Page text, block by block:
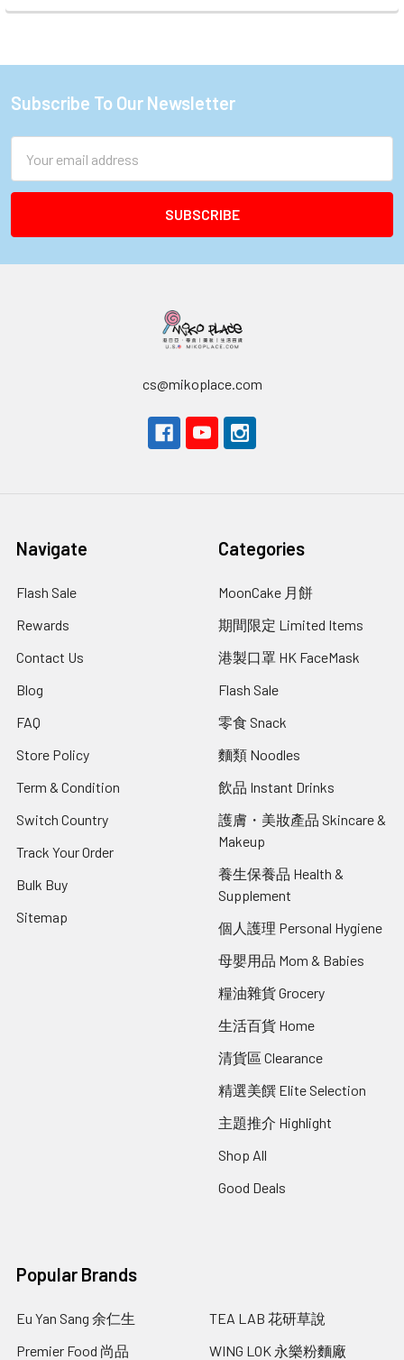
Footer
Subscribe To Our Newsletter
Address
cs@mikoplace.com
Navigate
Flash Sale
Rewards
Contact Us
Blog
FAQ
Store Policy
Term & Condition
Switch Country
Track Your Order
Bulk Buy
Sitemap
Categories
MoonCake 月餅
期間限定 Limited Items
港製口罩 HK FaceMask
Flash Sale
零食 Snack
麵類 Noodles
飲品 Instant Drinks
護膚・美妝產品 Skincare &
Makeup
養生保養品 Health &
Supplement
個人護理 Personal Hygiene
母嬰用品 Mom & Babies
糧油雜貨 Grocery
生活百貨 Home
清貨區 Clearance
精選美饌 Elite Selection
主題推介 Highlight
Shop All
Good Deals
Popular Brands
Eu Yan Sang 余仁生
Premier Food 尚品
TEA LAB 花研草說
WING LOK 永樂粉麵廠